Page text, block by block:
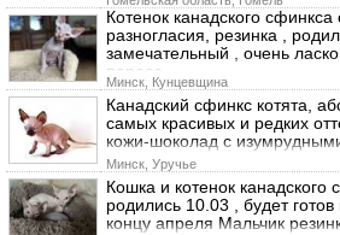
Котенок канадского сфинкса
разногласия, резинка ,
замечательный , очень
переез
Минск, Кунцевщина
Канадский сфинкс котята,
самых красивых и редких
кожи-шоколад с
Минск, Уручье
Кошка и котенок канадского
родились 10.03 , будет готов
концу апреля Мальчик